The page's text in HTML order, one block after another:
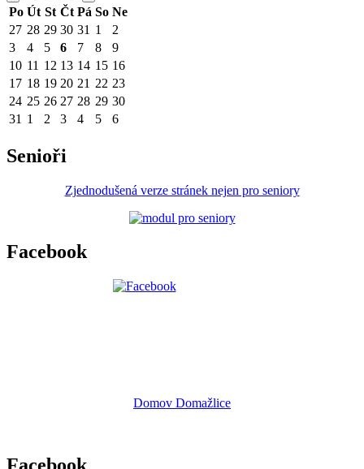
Po Út St Čt Pá So Ne
27 28 29 30 31 1
2
3
4 5 6 7 8
9
10 11 12 13 14 15 16
17 18 19 20 21 22 23
24 25 26 27 28 29 30
31 1 2 3 4 5 6
Senioři
Zjednodušená verze stránek nejen pro seniory
Facebook
Domov Domažlice